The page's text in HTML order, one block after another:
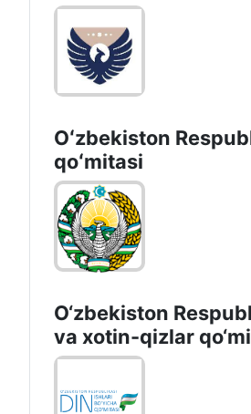
Oʻzbekiston
qoʻmitasi
O‘zbekiston
va xotin-qizlar